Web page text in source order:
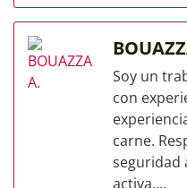
Soy un
con
carne.
seguridad
activa,...